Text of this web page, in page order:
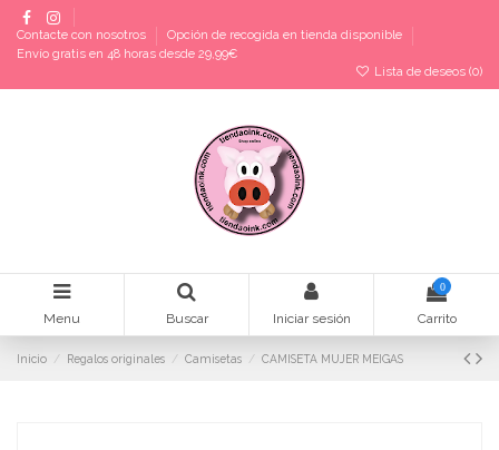
Contacte con nosotros
Opción de recogida en tienda disponible
Envío gratis en 48 horas desde 29,99€
Lista de deseos (0)
Menu Buscar Iniciar sesión
0
Carrito
Inicio Regalos originales Camisetas CAMISETA MUJER MEIGAS